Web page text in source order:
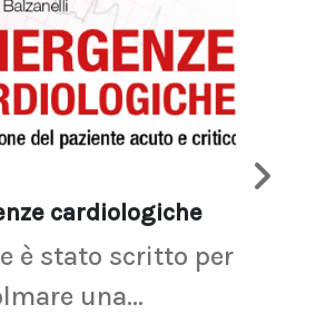
cardiologiche
è stato scritto per
una...